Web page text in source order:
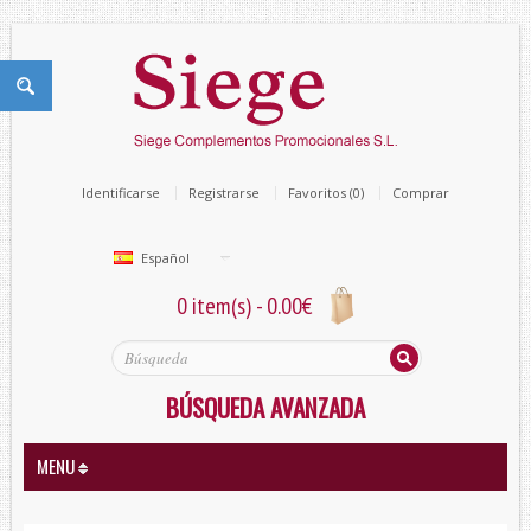
Español
Identificarse Registrarse Favoritos (0) Comprar
0 item(s) - 0.00€
BÚSQUEDA AVANZADA
MENU